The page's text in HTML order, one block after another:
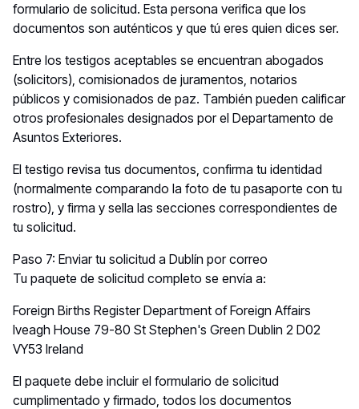
formulario de solicitud. Esta persona verifica que los
documentos son auténticos y que tú eres quien dices ser.
Entre los testigos aceptables se encuentran abogados
(solicitors), comisionados de juramentos, notarios
públicos y comisionados de paz. También pueden calificar
otros profesionales designados por el Departamento de
Asuntos Exteriores.
El testigo revisa tus documentos, confirma tu identidad
(normalmente comparando la foto de tu pasaporte con tu
rostro), y firma y sella las secciones correspondientes de
tu solicitud.
Paso 7: Enviar tu solicitud a Dublín por correo
Tu paquete de solicitud completo se envía a:
Foreign Births Register Department of Foreign Affairs
Iveagh House 79-80 St Stephen's Green Dublin 2 D02
VY53 Ireland
El paquete debe incluir el formulario de solicitud
cumplimentado y firmado, todos los documentos